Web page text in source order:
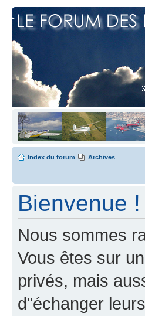
Index du forum Archives
Bienvenue !
Nous sommes
Vous êtes sur
privés, mais
d"échanger